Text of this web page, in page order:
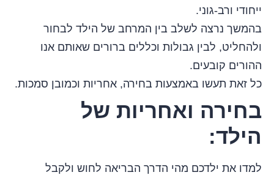
ייחודי ורב-גוני.
בהמשך נרצה לשלב בין המרחב של הילד לבחור
ולהחליט, לבין גבולות וכללים ברורים שאותם אנו
ההורים קובעים.
כל זאת תעשו באמצעות בחירה, אחריות וכמובן סמכות.
בחירה ואחריות של
הילד:
למדו את ילדכם מהי הדרך הבריאה לחוש ולקבל